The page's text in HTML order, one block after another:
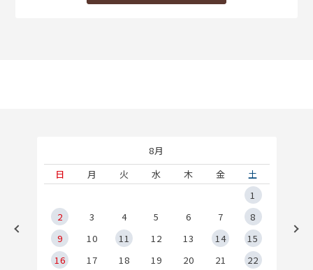
8月
日
月 火 水 木 金
土
1
2
3 4 5 6 7
8
9
10 11 12 13 14
15
16
17 18 19 20 21
22